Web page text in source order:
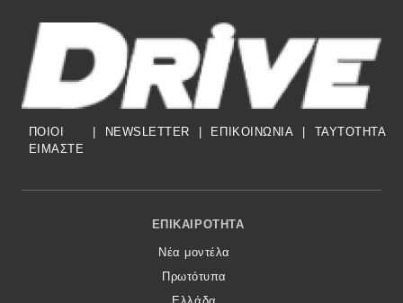
ΠΟΙΟΙ
ΕΙΜΑΣΤΕ
| NEWSLETTER | ΕΠΙΚΟΙΝΩΝΙΑ | TAYTOTHTA
Footer Menu
ΕΠΙΚΑΙΡΌΤΗΤΑ
Νέα μοντέλα
Πρωτότυπα